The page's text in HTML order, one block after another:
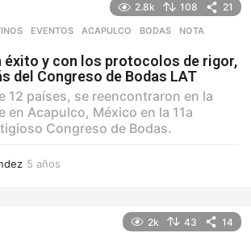
2.8k 108 21
,EVENTOS ACAPULCO ,BODAS ,NOTA
éxito y con los protocolos de rigor,
del Congreso de Bodas LAT
12 países, se reencontraron en la
en Acapulco, México en la 11a
Congreso de Bodas.
5 años
2k 43 14